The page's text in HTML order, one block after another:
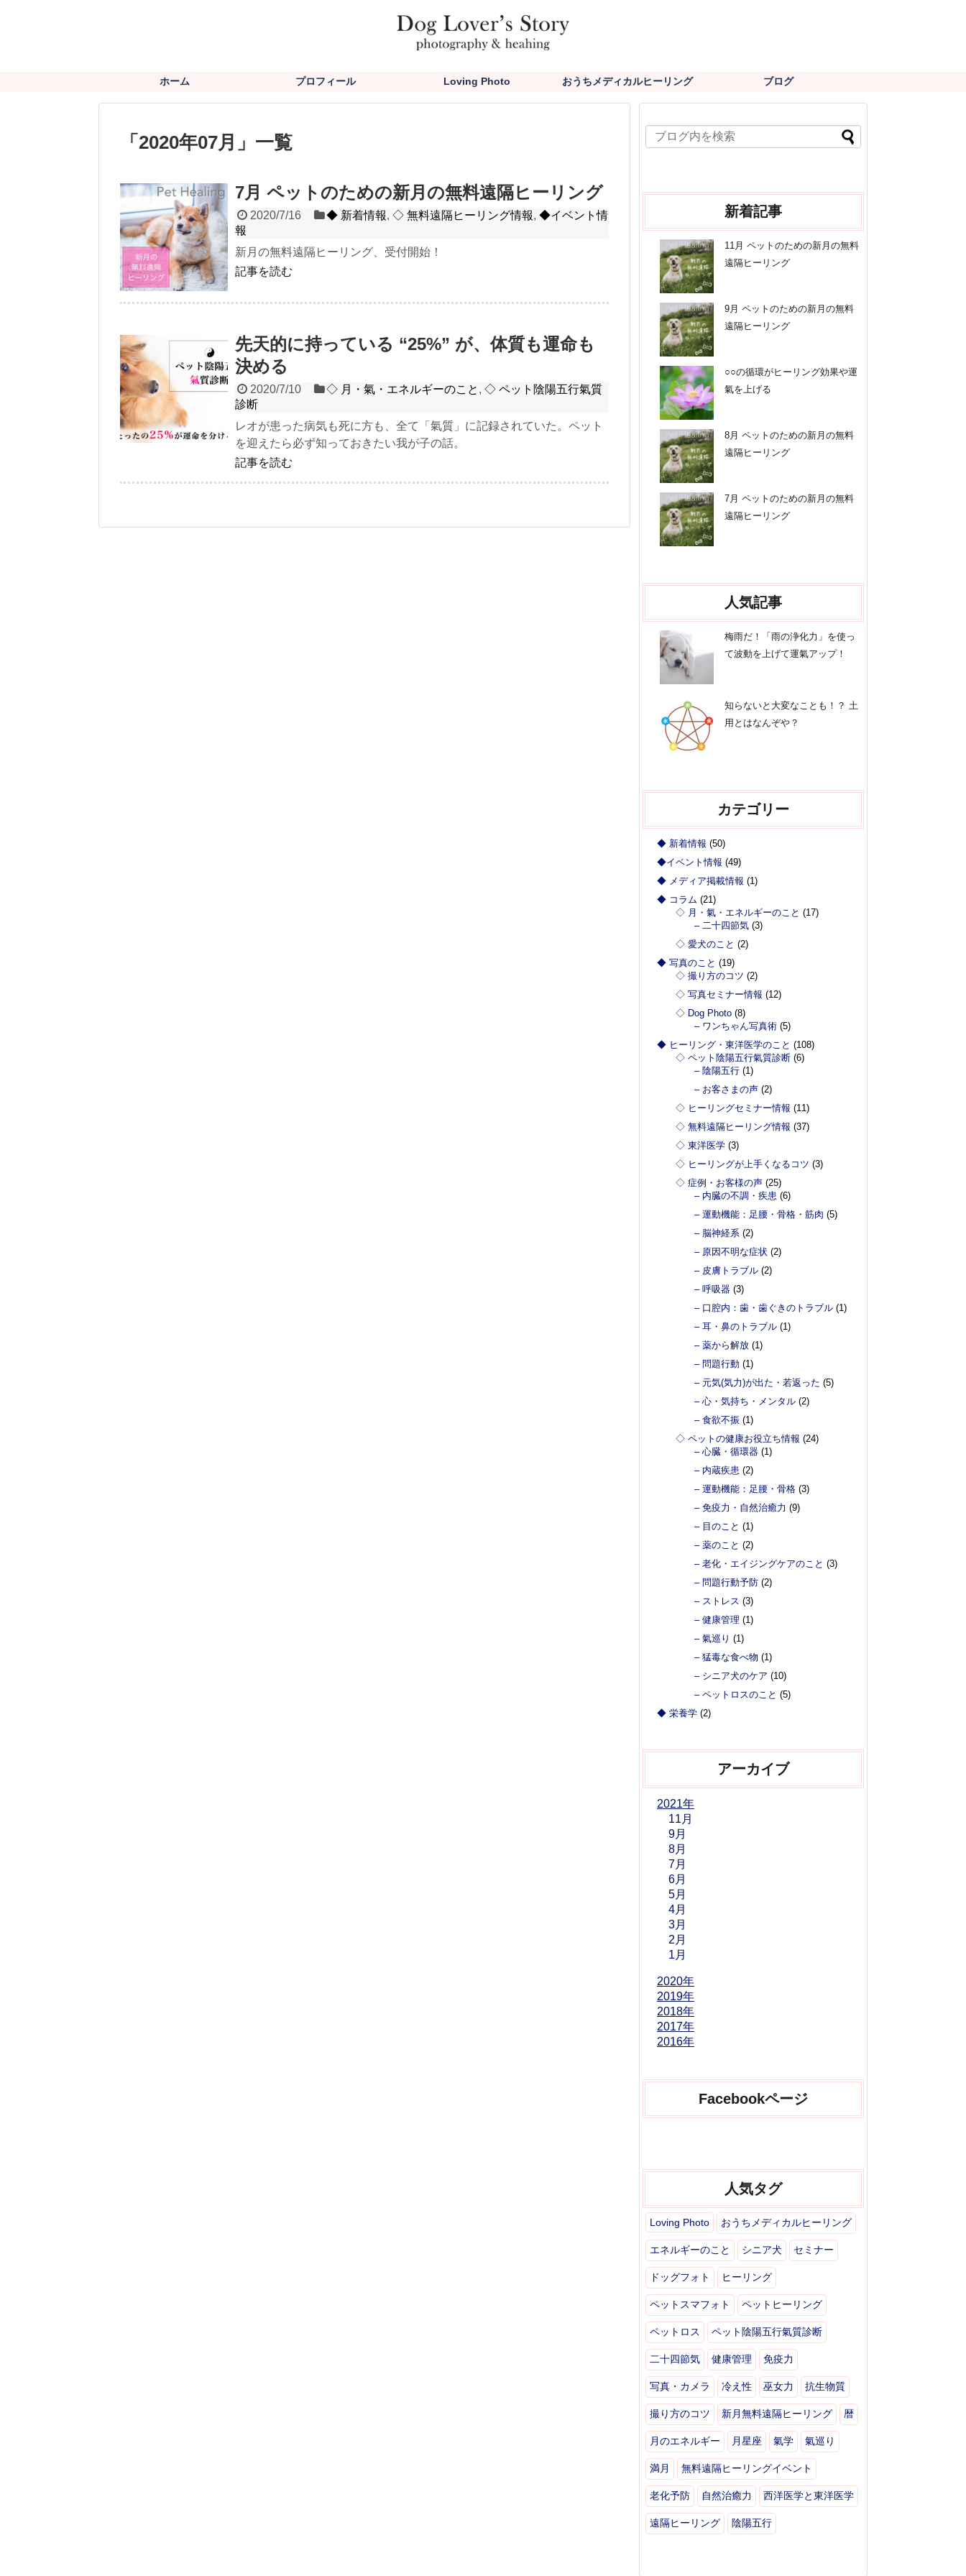
ホーム プロフィール Loving Photo おうちメディカルヒーリング ブログ
「 2020年07月 」 一覧
7月 ペットのための新月の無料遠隔ヒーリング
2020/7/16 ◆ 新着情報,◇ 無料遠隔ヒーリング情報,◆イベント情
報
新月の無料遠隔ヒーリング、受付開始！
記事を読む
先天的に持っている “25%” が、体質も運命も
決める
2020/7/10 ◇ 月・氣・エネルギーのこと ,◇ ペット陰陽五行氣質
診断
レオが患った病気も死に方も、全て「氣質」に記録されていた。ペット
を迎えたら必ず知っておきたい我が子の話。
記事を読む
新着記事
11月 ペットのための新月の無料
遠隔ヒーリング
9月 ペットのための新月の無料
遠隔ヒーリング
○○の循環がヒーリング効果や運
氣を上げる
8月 ペットのための新月の無料
遠隔ヒーリング
7月 ペットのための新月の無料
遠隔ヒーリング
人気記事
梅雨だ！「雨の浄化力」を使っ
て波動を上げて運氣アップ！
知らないと大変なことも！？ 土
用とはなんぞや？
カテゴリー
◆ 新着情報 (50)
◆イベント情報 (49)
◆ メディア掲載情報 (1)
◆ コラム (21)
◇ 月・氣・エネルギーのこと (17)
– 二十四節気 (3)
◇ 愛犬のこと (2)
◆ 写真のこと (19)
◇ 撮り方のコツ (2)
◇ 写真セミナー情報 (12)
◇ Dog Photo (8)
– ワンちゃん写真術 (5)
◆ ヒーリング・東洋医学のこと (108)
◇ ペット陰陽五行氣質診断 (6)
– 陰陽五行 (1)
– お客さまの声 (2)
◇ ヒーリングセミナー情報 (11)
◇ 無料遠隔ヒーリング情報 (37)
◇ 東洋医学 (3)
◇ ヒーリングが上手くなるコツ (3)
◇ 症例・お客様の声 (25)
– 内臓の不調・疾患 (6)
– 運動機能：足腰・骨格・筋肉 (5)
– 脳神経系 (2)
– 原因不明な症状 (2)
– 皮膚トラブル (2)
– 呼吸器 (3)
– 口腔内：歯・歯ぐきのトラブル (1)
– 耳・鼻のトラブル (1)
– 薬から解放 (1)
– 問題行動 (1)
– 元気(気力)が出た・若返った (5)
– 心・気持ち・メンタル (2)
– 食欲不振 (1)
◇ ペットの健康お役立ち情報 (24)
– 心臓・循環器 (1)
– 内蔵疾患 (2)
– 運動機能：足腰・骨格 (3)
– 免疫力・自然治癒力 (9)
– 目のこと (1)
– 薬のこと (2)
– 老化・エイジングケアのこと (3)
– 問題行動予防 (2)
– ストレス (3)
– 健康管理 (1)
– 氣巡り (1)
– 猛毒な食べ物 (1)
– シニア犬のケア (10)
– ペットロスのこと (5)
◆ 栄養学 (2)
アーカイブ
2021年
11月
9月
8月
7月
6月
5月
4月
3月
2月
1月
2020年
2019年
2018年
2017年
2016年
Facebookページ
人気タグ
Loving Photo おうちメディカルヒーリング
エネルギーのこと シニア犬 セミナー
ドッグフォト ヒーリング
ペットスマフォト ペットヒーリング
ペットロス ペット陰陽五行氣質診断
二十四節気 健康管理 免疫力
写真・カメラ 冷え性 巫女力 抗生物質
撮り方のコツ 新月無料遠隔ヒーリング 暦
月のエネルギー 月星座 氣学 氣巡り
満月 無料遠隔ヒーリングイベント
老化予防 自然治癒力 西洋医学と東洋医学
遠隔ヒーリング 陰陽五行